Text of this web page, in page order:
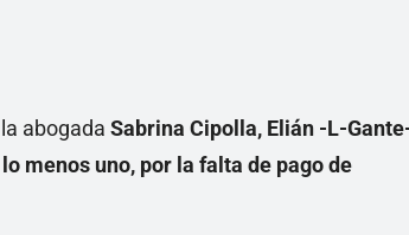
abogada Sabrina Cipolla, Elián -L-
menos uno, por la falta de pago de